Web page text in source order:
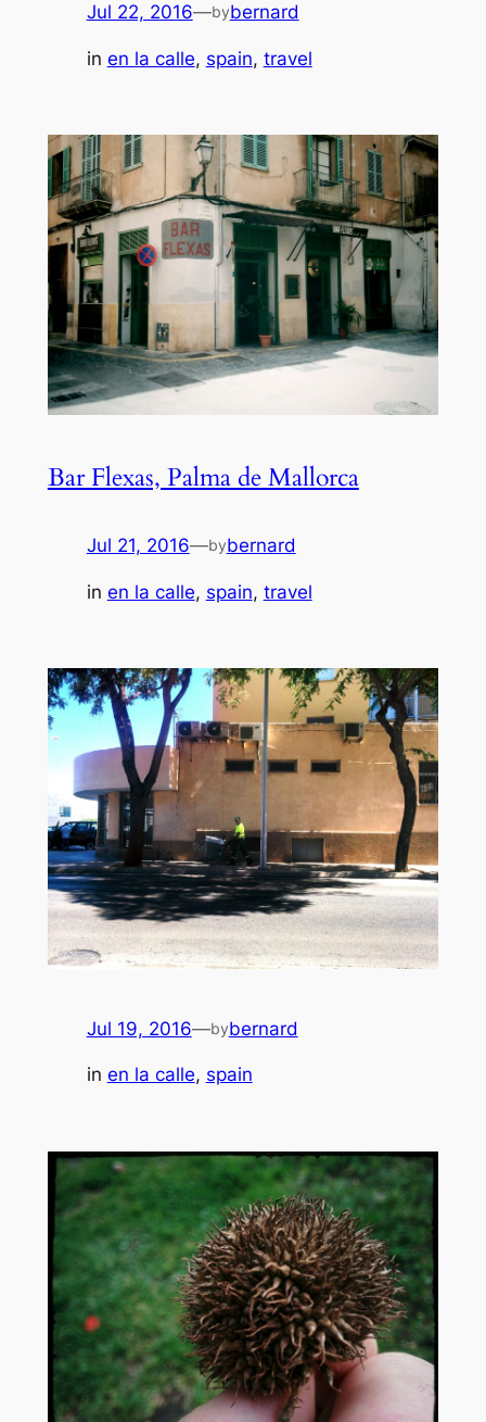
Jul 22, 2016—bybernard
in en la calle, spain, travel
Bar Flexas, Palma de Mallorca
Jul 21, 2016—bybernard
in en la calle, spain, travel
Jul 19, 2016—bybernard
in en la calle, spain